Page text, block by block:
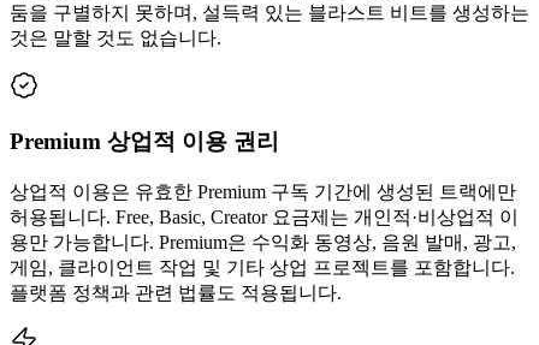
둠을 구별하지 못하며, 설득력 있는 블라스트 비트를 생성하는
것은 말할 것도 없습니다.
Premium 상업적 이용 권리
상업적 이용은 유효한 Premium 구독 기간에 생성된 트랙에만
허용됩니다. Free, Basic, Creator 요금제는 개인적·비상업적 이
용만 가능합니다. Premium은 수익화 동영상, 음원 발매, 광고,
게임, 클라이언트 작업 및 기타 상업 프로젝트를 포함합니다.
플랫폼 정책과 관련 법률도 적용됩니다.